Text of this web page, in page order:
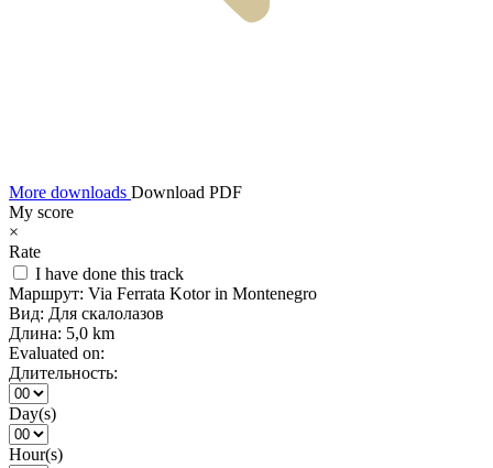
More downloads Download PDF
My score
×
Rate
I have done this track
Маршрут: Via Ferrata Kotor in Montenegro
Вид: Для скалолазов
Длина: 5,0 km
Evaluated on:
Длительность:
Day(s)
Hour(s)